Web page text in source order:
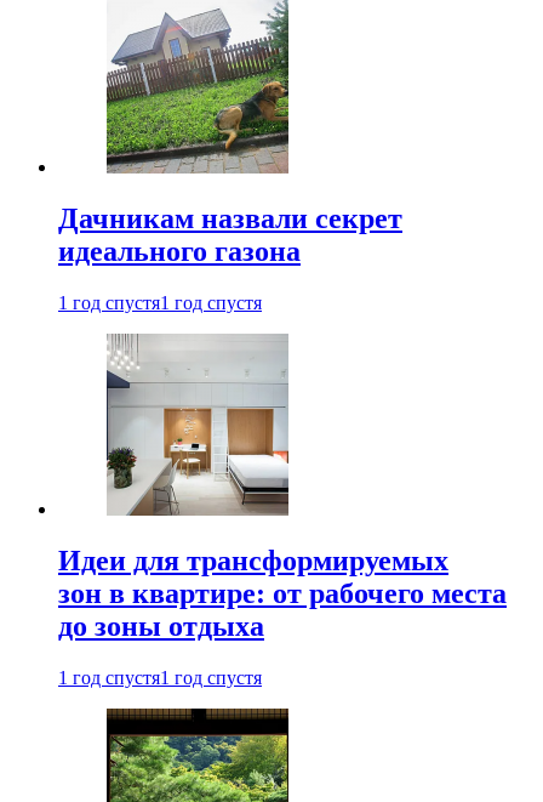
Дачникам назвали секрет
идеального газона
1 год спустя1 год спустя
Идеи для трансформируемых
зон в квартире: от рабочего места
до зоны отдыха
1 год спустя1 год спустя